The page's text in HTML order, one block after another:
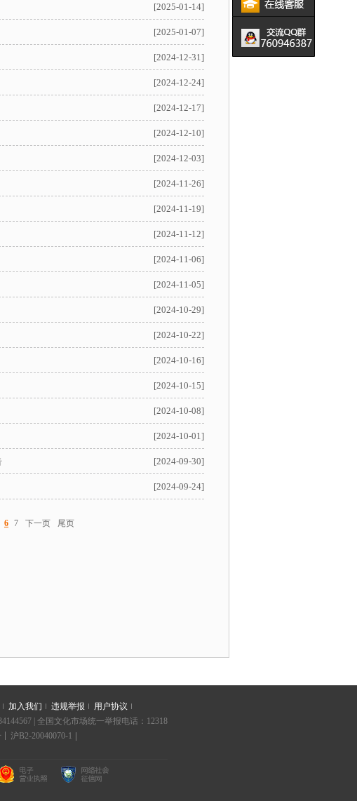
[2025-01-14]
[2025-01-07]
[2024-12-31]
[2024-12-24]
[2024-12-17]
[2024-12-10]
[2024-12-03]
[2024-11-26]
[2024-11-19]
[2024-11-12]
[2024-11-06]
[2024-11-05]
[2024-10-29]
[2024-10-22]
[2024-10-16]
[2024-10-15]
[2024-10-08]
[2024-10-01]
[2024-09-30]
[2024-09-24]
6 7 下一页 尾页
加入我们 违规举报 用户协议
| 全国文化市场统一举报电话：12318
沪B2-20040070-1